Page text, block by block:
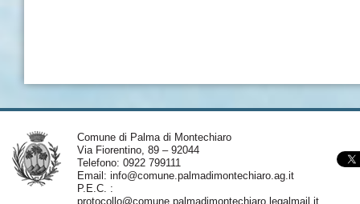
Comune di Palma di Montechiaro
Via Fiorentino, 89 – 92044
Telefono: 0922 799111
Email: info@comune.palmadimontechiaro.ag.it
P.E.C. :
protocollo@comune.palmadimontechiaro.legalmail.it